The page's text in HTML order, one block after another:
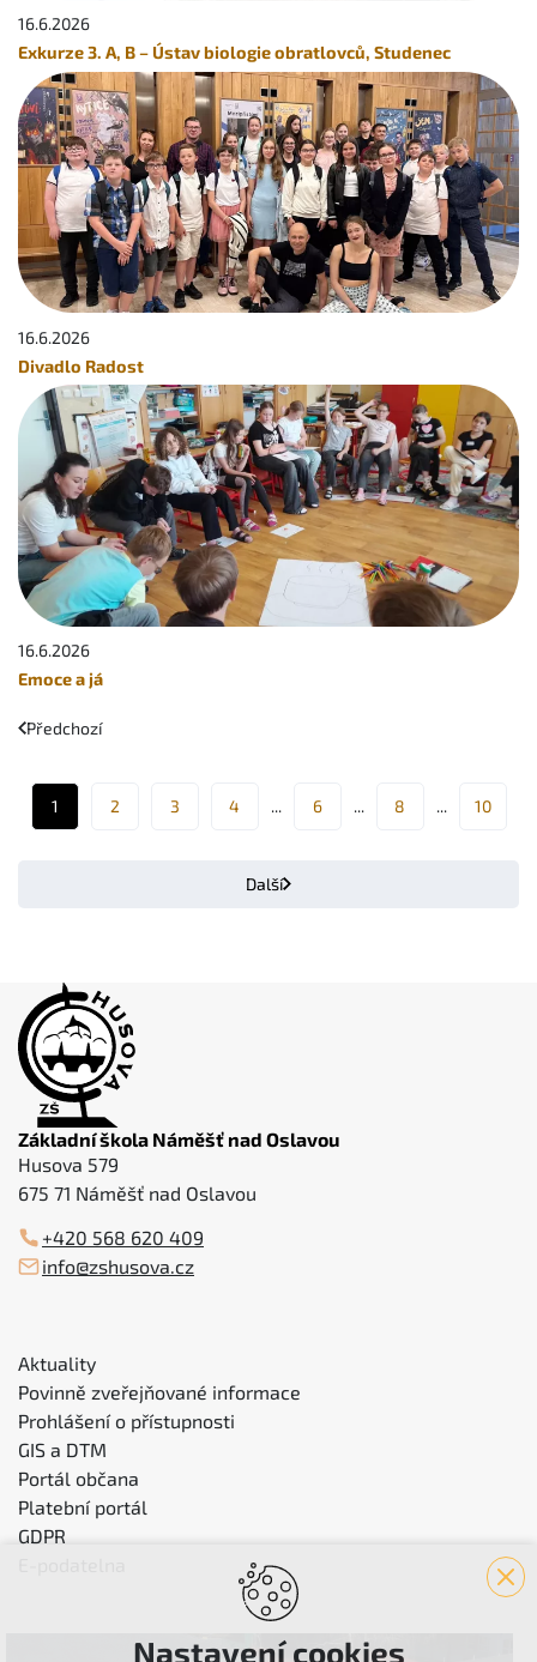
16.6.2026
Exkurze 3. A, B – Ústav biologie obratlovců, Studenec
16.6.2026
Divadlo Radost
16.6.2026
Emoce a já
Předchozí
1 2 3 4 6 8 10
Další
Základní škola Náměšť nad Oslavou
Husova 579
675 71 Náměšť nad Oslavou
+420 568 620 409
info@zshusova.cz
Aktuality
Povinně zveřejňované informace
Prohlášení o přístupnosti
GIS a DTM
Portál občana
Platební portál
GDPR
Nastavení cookies